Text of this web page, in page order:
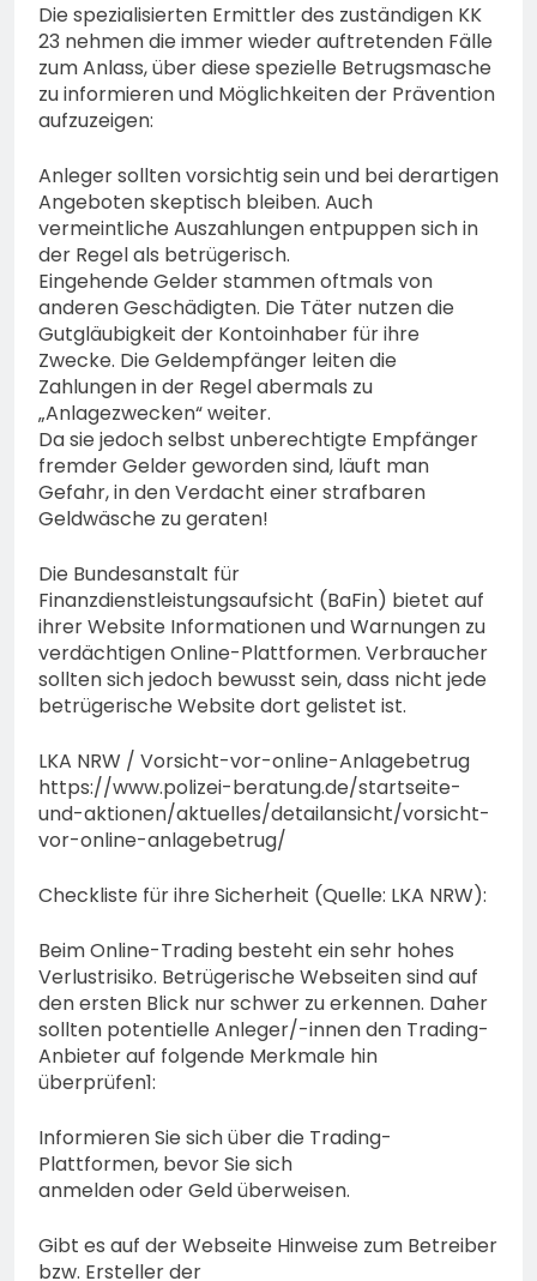
Die spezialisierten Ermittler des zuständigen KK
23 nehmen die immer wieder auftretenden Fälle
zum Anlass, über diese spezielle Betrugsmasche
zu informieren und Möglichkeiten der Prävention
aufzuzeigen:
Anleger sollten vorsichtig sein und bei derartigen
Angeboten skeptisch bleiben. Auch
vermeintliche Auszahlungen entpuppen sich in
der Regel als betrügerisch.
Eingehende Gelder stammen oftmals von
anderen Geschädigten. Die Täter nutzen die
Gutgläubigkeit der Kontoinhaber für ihre
Zwecke. Die Geldempfänger leiten die
Zahlungen in der Regel abermals zu
„Anlagezwecken“ weiter.
Da sie jedoch selbst unberechtigte Empfänger
fremder Gelder geworden sind, läuft man
Gefahr, in den Verdacht einer strafbaren
Geldwäsche zu geraten!
Die Bundesanstalt für
Finanzdienstleistungsaufsicht (BaFin) bietet auf
ihrer Website Informationen und Warnungen zu
verdächtigen Online-Plattformen. Verbraucher
sollten sich jedoch bewusst sein, dass nicht jede
betrügerische Website dort gelistet ist.
LKA NRW / Vorsicht-vor-online-Anlagebetrug
https://www.polizei-beratung.de/startseite-
und-aktionen/aktuelles/detailansicht/vorsicht-
vor-online-anlagebetrug/
Checkliste für ihre Sicherheit (Quelle: LKA NRW):
Beim Online-Trading besteht ein sehr hohes
Verlustrisiko. Betrügerische Webseiten sind auf
den ersten Blick nur schwer zu erkennen. Daher
sollten potentielle Anleger/-innen den Trading-
Anbieter auf folgende Merkmale hin
überprüfen1:
Informieren Sie sich über die Trading-
Plattformen, bevor Sie sich
anmelden oder Geld überweisen.
Gibt es auf der Webseite Hinweise zum Betreiber
bzw. Ersteller der